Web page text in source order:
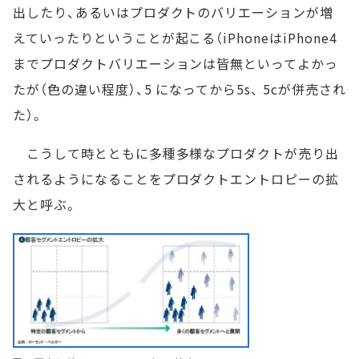
出したり、あるいはプロダクトのバリエーションが増
えていったりということが起こる（iPhoneはiPhone4
までプロダクトバリエーションは皆無といってよかっ
たが（色の違い程度）、5 になってから5s、 5cが併売され
た）。
こうして時とともに多種多様なプロダクトが売り出
されるようになることをプロダクトエントロピーの拡
大と呼ぶ。